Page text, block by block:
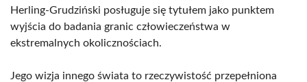
Herling-Grudziński posługuje się tytułem jako punktem
wyjścia do badania granic człowieczeństwa w
ekstremalnych okolicznościach.
Jego wizja innego świata to rzeczywistość przepełniona